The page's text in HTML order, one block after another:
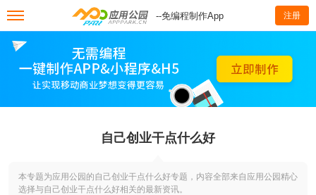
--免编程制作App 注册
自己创业干点什么好
本专题为应用公园的自己创业干点什么好专题，内容全部来自应用公园精心
选择与自己创业干点什么好相关的最新资讯。